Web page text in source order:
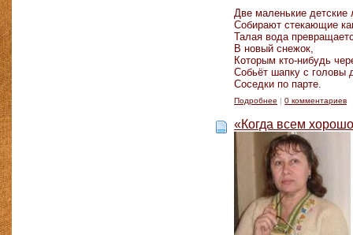
Две маленькие детские
Собирают стекающие
Талая вода
В новый снежок,
Которым кто-нибудь
Собьёт шапку с головы
Соседки по парте.
Подробнее | 0 комментариев
«Когда всем